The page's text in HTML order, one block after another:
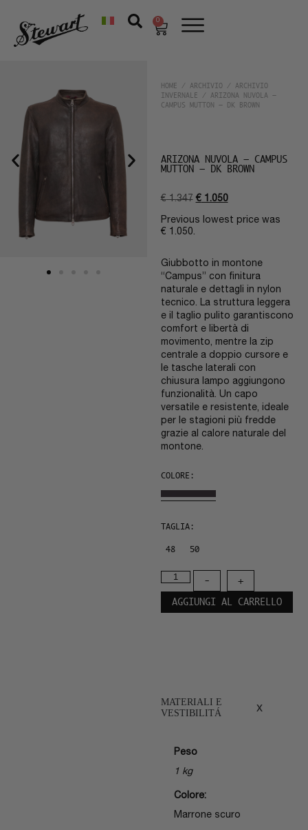
0
HOME / ARCHIVIO / ARCHIVIO
INVERNALE / ARIZONA NUVOLA –
CAMPUS MUTTON – DK BROWN
ARIZONA NUVOLA – CAMPUS
MUTTON – DK BROWN
€1.347 €1.050
Previous lowest price was
€ 1.050.
Giubbotto in montone
“Campus” con finitura
naturale e dettagli in nylon
tecnico. La struttura leggera
e il taglio pulito garantiscono
comfort e libertà di
movimento, mentre la zip
centrale a doppio cursore e
le tasche laterali con
chiusura lampo aggiungono
funzionalità. Un capo
versatile e resistente, ideale
per le stagioni più fredde
grazie al calore naturale del
montone.
COLORE:
TAGLIA:
48 50
-
+
AGGIUNGI AL CARRELLO
MATERIALI E
VESTIBILITÁ
x
Peso
1 kg
Colore:
Marrone scuro